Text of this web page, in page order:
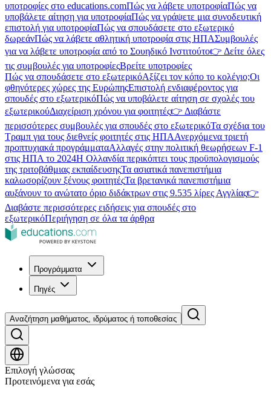
υποτροφίες στο educations.comΠώς να λάβετε υποτροφίαΠώς να
υποβάλετε αίτηση για υποτροφίαΠώς να γράψετε μια συνοδευτική
επιστολή για υποτροφίαΠώς να σπουδάσετε στο εξωτερικό
δωρεάνΠώς να λάβετε αθλητική υποτροφία στις ΗΠΑΣυμβουλές
για να λάβετε υποτροφία από το Σουηδικό Ινστιτούτο👉 Δείτε όλες
τις συμβουλές για υποτροφίεςΒρείτε υποτροφίες
Πώς να σπουδάσετε στο εξωτερικόΑξίζει τον κόπο το κολέγιο;Οι
φθηνότερες χώρες της ΕυρώπηςΕπιστολή ενδιαφέροντος για
σπουδές στο εξωτερικόΠώς να υποβάλετε αίτηση σε σχολές του
εξωτερικούΔιαχείριση χρόνου για φοιτητές👉 Διαβάστε
περισσότερες συμβουλές για σπουδές στο εξωτερικόΤα σχέδια του
Τραμπ για τους διεθνείς φοιτητές στις ΗΠΑΑνερχόμενα τριετή
προπτυχιακά προγράμματαΑλλαγές στην πολιτική θεωρήσεων F-1
στις ΗΠΑ το 2024Η Ολλανδία περικόπτει τους προϋπολογισμούς
της τριτοβάθμιας εκπαίδευσηςΤα ασιατικά πανεπιστήμια
καλωσορίζουν ξένους φοιτητέςΤα βρετανικά πανεπιστήμια
αυξάνουν το ανώτατο όριο διδάκτρων στις 9.535 λίρες Αγγλίας👉
Διαβάστε περισσότερες ειδήσεις για σπουδές στο
εξωτερικόΠεριήγηση σε όλα τα άρθρα
Προγράμματα
Πηγές
Αναζήτηση μαθήματος, ιδρύματος ή τοποθεσίας
Επιλογή γλώσσας
Προτεινόμενα για εσάς